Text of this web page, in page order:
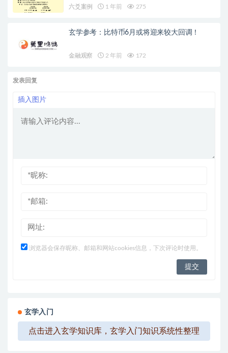
六爻案例 1 年前 275
玄学参考：比特币6月或将迎来较大回调！
金融观察 2 年前 172
发表回复
插入图片
浏览器会保存昵称、邮箱和网站cookies信息，下次评论时使用。
玄学入门
点击进入玄学知识库，玄学入门知识系统性整理